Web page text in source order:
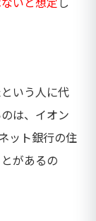
いう人に代
は、イオン
ット銀行の住
があるの